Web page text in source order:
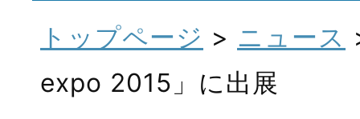
トップページ > ニュース
expo 2015」に出展